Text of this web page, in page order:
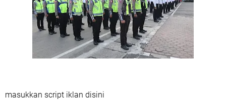
masukkan script iklan disini